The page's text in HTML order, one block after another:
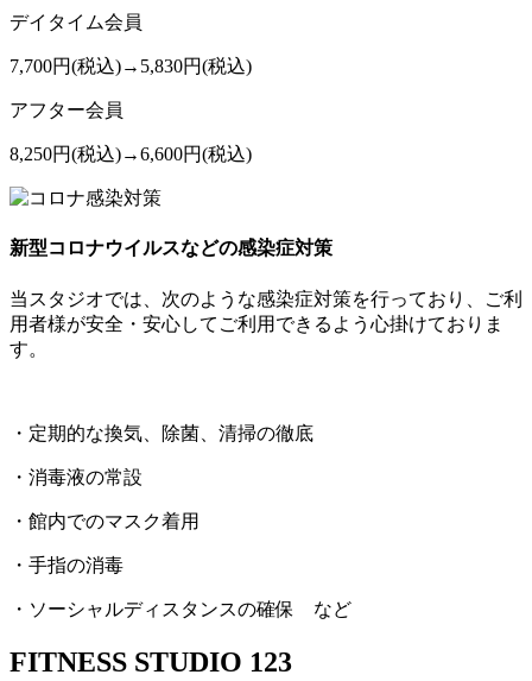
デイタイム会員
7,700円(税込)→ 5,830円(税込)
アフター会員
8,250円(税込)→6,600円(税込)
新型コロナウイルスなどの感染症対策
当スタジオでは、次のような感染症対策を行っており、ご利
用者様が安全・安心してご利用できるよう心掛けておりま
す。
・定期的な換気、除菌、清掃の徹底
・消毒液の常設
・館内でのマスク着用
・手指の消毒
・ソーシャルディスタンスの確保 など
FITNESS STUDIO 123